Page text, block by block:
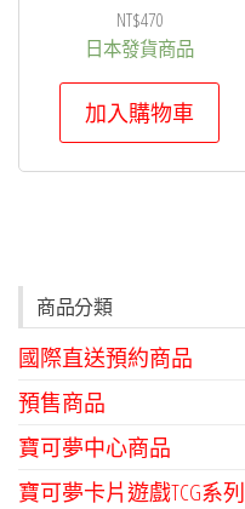
NT$470
日本發貨商品
加入購物車
商品分類
國際直送預約商品
預售商品
寶可夢中心商品
寶可夢卡片遊戲TCG系列